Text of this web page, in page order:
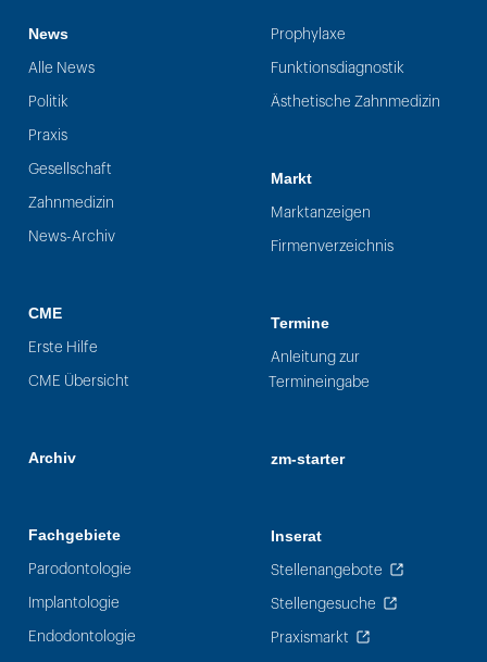
News
Alle News
Politik
Praxis
Gesellschaft
Zahnmedizin
News-Archiv
CME
Erste Hilfe
CME Übersicht
Archiv
Fachgebiete
Parodontologie
Implantologie
Endodontologie
Prophylaxe
Funktionsdiagnostik
Ästhetische Zahnmedizin
Markt
Marktanzeigen
Firmenverzeichnis
Termine
Anleitung zur
Termineingabe
zm-starter
Inserat
Stellenangebote
Stellengesuche
Praxismarkt